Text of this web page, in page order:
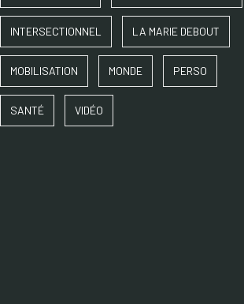
INTERSECTIONNEL LA MARIE DEBOUT
MOBILISATION MONDE PERSO
SANTÉ VIDÉO